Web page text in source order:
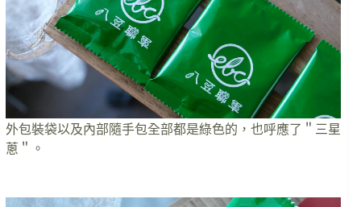
外包裝袋以及內部隨手包全部都是綠色的，也呼應了＂三星
蔥＂。